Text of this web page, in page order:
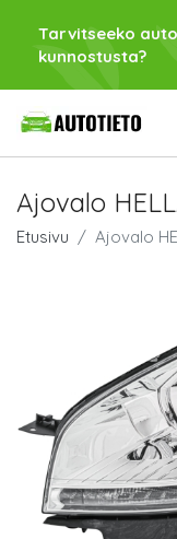
Tarvitseeko
kunnostusta?
Ajovalo
Etusivu Ajovalo